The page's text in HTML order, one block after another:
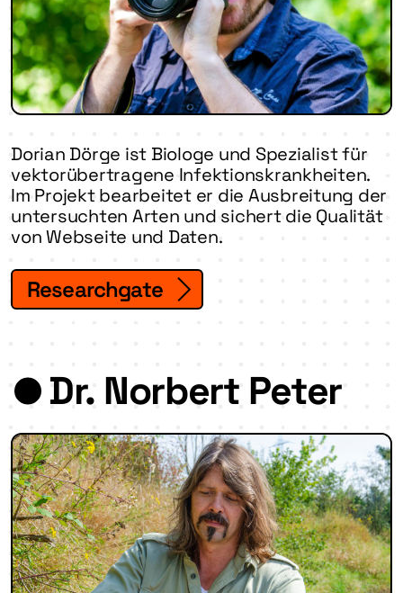
Dorian Dörge ist Biologe und Spezialist für
vektorübertragene Infektionskrankheiten.
Im Projekt bearbeitet er die Ausbreitung der
untersuchten Arten und sichert die Qualität
von Webseite und Daten.
Researchgate
Dr. Norbert Peter